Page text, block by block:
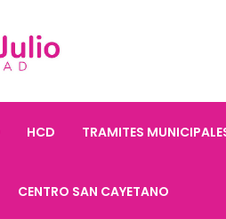
HCD TRAMITES
CENTRO SAN CAYETANO